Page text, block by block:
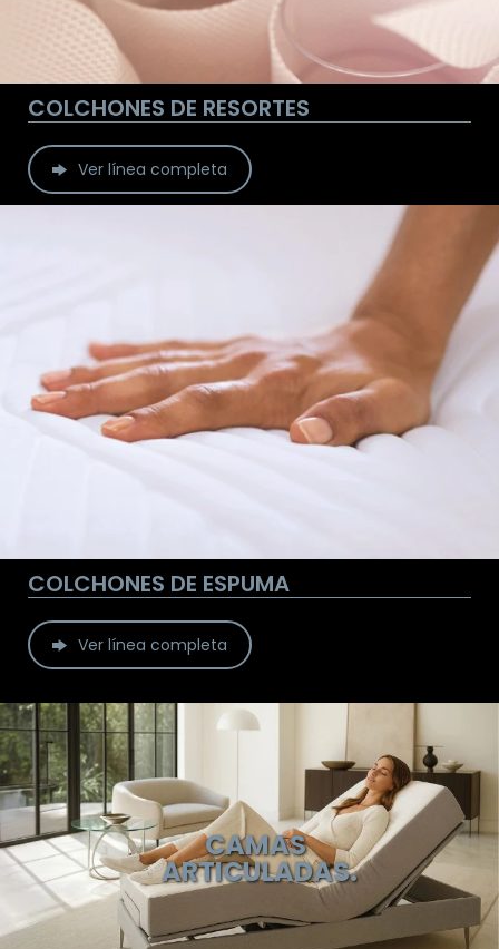
COLCHONES DE RESORTES
Ver línea completa
COLCHONES DE ESPUMA
Ver línea completa
CAMAS
ARTICULADAS.